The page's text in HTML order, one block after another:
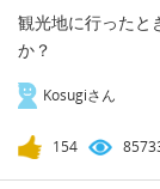
観光地に行ったと
か？
Kosugiさん
154